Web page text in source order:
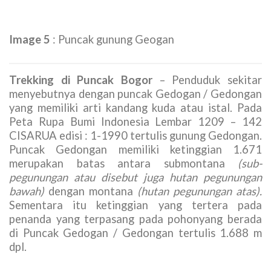
Image 5: Puncak gunung Geogan
Trekking di Puncak Bogor
– Penduduk sekitar
menyebutnya dengan puncak Gedogan / Gedongan
yang memiliki arti kandang kuda atau istal. Pada
Peta Rupa Bumi Indonesia Lembar 1209 – 142